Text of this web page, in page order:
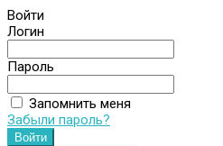
Войти
Логин
Пароль
Запомнить меня
Забыли пароль?